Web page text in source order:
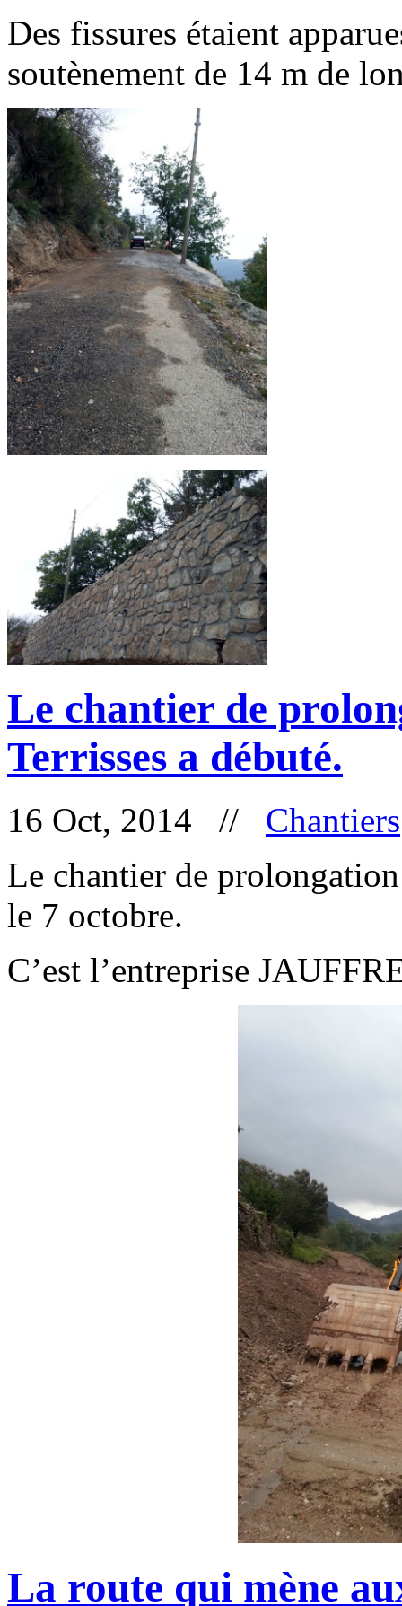
Des fissures étaient
soutènement de 14 m de
Le chantier de
Terrisses a débuté.
16 Oct, 2014 // Chantiers
Le chantier de
le 7 octobre.
C’est l’entreprise
La route qui mène